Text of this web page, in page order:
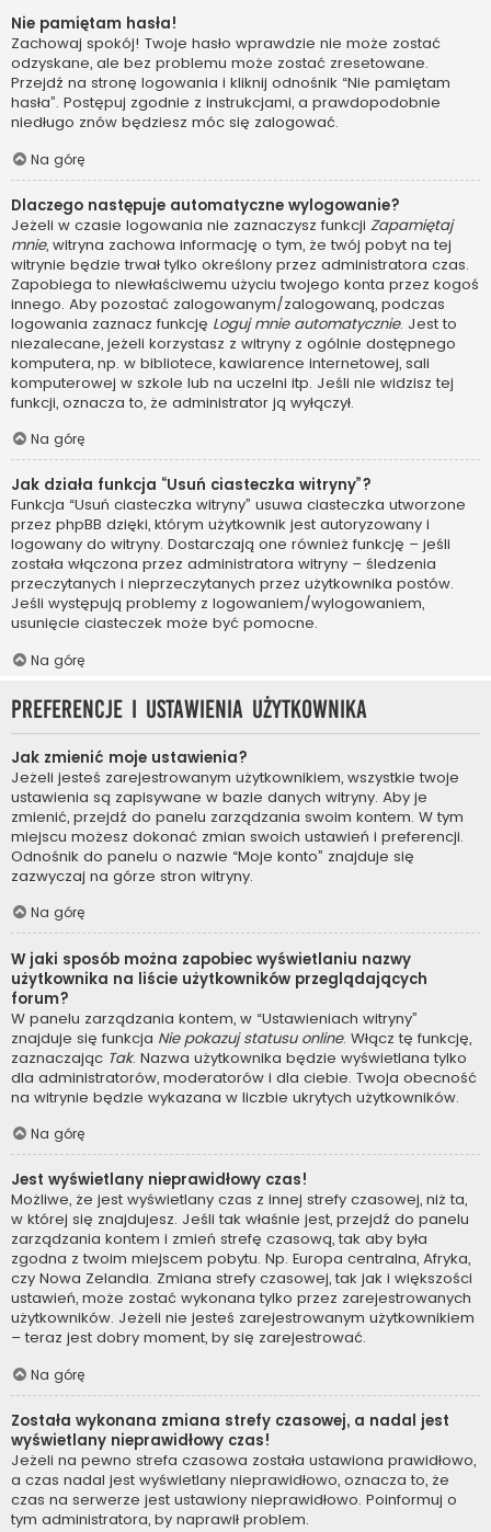
Nie pamiętam hasła!
Zachowaj spokój! Twoje hasło wprawdzie nie może zostać
odzyskane, ale bez problemu może zostać zresetowane.
Przejdź na stronę logowania i kliknij odnośnik “Nie pamiętam
hasła”. Postępuj zgodnie z instrukcjami, a prawdopodobnie
niedługo znów będziesz móc się zalogować.
Na górę
Dlaczego następuje automatyczne wylogowanie?
Jeżeli w czasie logowania nie zaznaczysz funkcji Zapamiętaj
mnie, witryna zachowa informację o tym, że twój pobyt na tej
witrynie będzie trwał tylko określony przez administratora czas.
Zapobiega to niewłaściwemu użyciu twojego konta przez kogoś
innego. Aby pozostać zalogowanym/zalogowaną, podczas
logowania zaznacz funkcję Loguj mnie automatycznie. Jest to
niezalecane, jeżeli korzystasz z witryny z ogólnie dostępnego
komputera, np. w bibliotece, kawiarence internetowej, sali
komputerowej w szkole lub na uczelni itp. Jeśli nie widzisz tej
funkcji, oznacza to, że administrator ją wyłączył.
Na górę
Jak działa funkcja “Usuń ciasteczka witryny”?
Funkcja “Usuń ciasteczka witryny” usuwa ciasteczka utworzone
przez phpBB dzięki, którym użytkownik jest autoryzowany i
logowany do witryny. Dostarczają one również funkcję – jeśli
została włączona przez administratora witryny – śledzenia
przeczytanych i nieprzeczytanych przez użytkownika postów.
Jeśli występują problemy z logowaniem/wylogowaniem,
usunięcie ciasteczek może być pomocne.
Na górę
Preferencje i ustawienia użytkownika
Jak zmienić moje ustawienia?
Jeżeli jesteś zarejestrowanym użytkownikiem, wszystkie twoje
ustawienia są zapisywane w bazie danych witryny. Aby je
zmienić, przejdź do panelu zarządzania swoim kontem. W tym
miejscu możesz dokonać zmian swoich ustawień i preferencji.
Odnośnik do panelu o nazwie “Moje konto” znajduje się
zazwyczaj na górze stron witryny.
Na górę
W jaki sposób można zapobiec wyświetlaniu nazwy
użytkownika na liście użytkowników przeglądających
forum?
W panelu zarządzania kontem, w “Ustawieniach witryny”
znajduje się funkcja Nie pokazuj statusu online. Włącz tę funkcję,
zaznaczając Tak. Nazwa użytkownika będzie wyświetlana tylko
dla administratorów, moderatorów i dla ciebie. Twoja obecność
na witrynie będzie wykazana w liczbie ukrytych użytkowników.
Na górę
Jest wyświetlany nieprawidłowy czas!
Możliwe, że jest wyświetlany czas z innej strefy czasowej, niż ta,
w której się znajdujesz. Jeśli tak właśnie jest, przejdź do panelu
zarządzania kontem i zmień strefę czasową, tak aby była
zgodna z twoim miejscem pobytu. Np. Europa centralna, Afryka,
czy Nowa Zelandia. Zmiana strefy czasowej, tak jak i większości
ustawień, może zostać wykonana tylko przez zarejestrowanych
użytkowników. Jeżeli nie jesteś zarejestrowanym użytkownikiem
– teraz jest dobry moment, by się zarejestrować.
Na górę
Została wykonana zmiana strefy czasowej, a nadal jest
wyświetlany nieprawidłowy czas!
Jeżeli na pewno strefa czasowa została ustawiona prawidłowo,
a czas nadal jest wyświetlany nieprawidłowo, oznacza to, że
czas na serwerze jest ustawiony nieprawidłowo. Poinformuj o
tym administratora, by naprawił problem.